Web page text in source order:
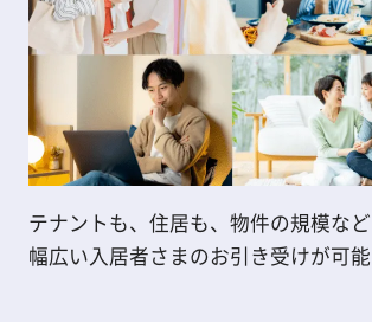
テナントも、住居も、物件の規模など
幅広い入居者さまのお引き受けが可能